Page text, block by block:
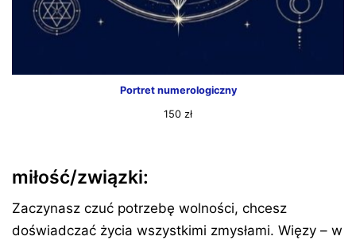
Portret numerologiczny
150 zł
miłość/związki:
Zaczynasz czuć potrzebę wolności, chcesz
doświadczać życia wszystkimi zmysłami. Więzy – w